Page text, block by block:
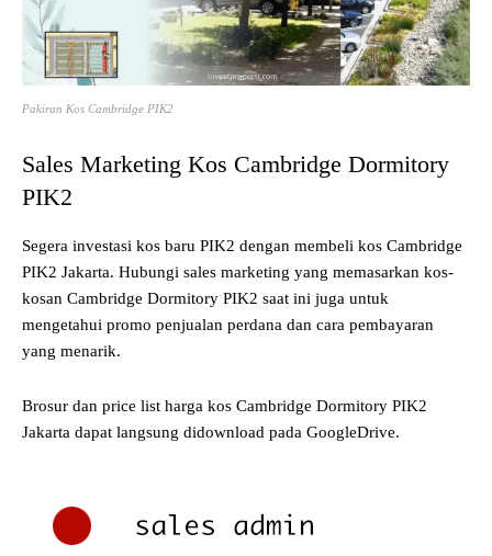
Pakiran Kos Cambridge PIK2
Sales Marketing Kos Cambridge Dormitory
PIK2
Segera investasi kos baru PIK2 dengan membeli kos Cambridge
PIK2 Jakarta. Hubungi sales marketing yang memasarkan kos-
kosan Cambridge Dormitory PIK2 saat ini juga untuk
mengetahui promo penjualan perdana dan cara pembayaran
yang menarik.
Brosur dan price list harga kos Cambridge Dormitory PIK2
Jakarta dapat langsung didownload pada GoogleDrive.